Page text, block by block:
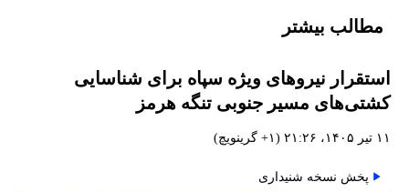
مطالب بیشتر
استقرار نیروهای ویژه سپاه برای شناسایی
کشتی‌های مسیر جنوبی تنگه هرمز
۱۱ تیر ۱۴۰۵، ۲۱:۲۶ (‎+۱ گرینویچ)
پخش نسخه شنیداری